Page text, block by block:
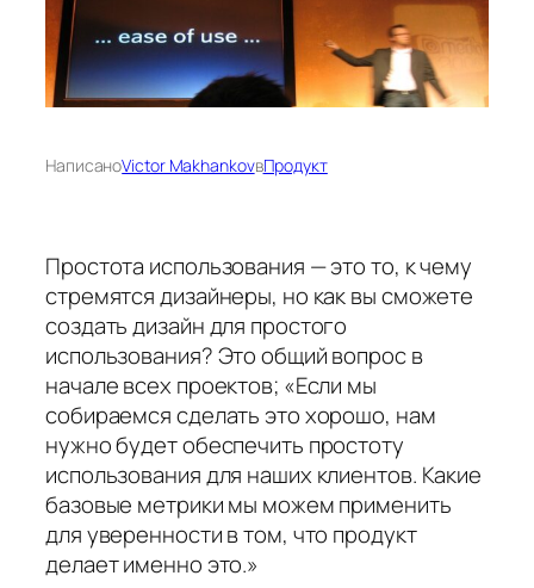
НаписаноVictor MakhankovвПродукт
Простота использования — это то, к чему
стремятся дизайнеры, но как вы сможете
создать дизайн для простого
использования? Это общий вопрос в
начале всех проектов; «Если мы
собираемся сделать это хорошо, нам
нужно будет обеспечить простоту
использования для наших клиентов. Какие
базовые метрики мы можем применить
для уверенности в том, что продукт
делает именно это.»